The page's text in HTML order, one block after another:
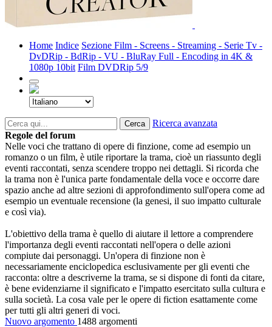
Home Indice Sezione Film - Screens - Streaming - Serie Tv -
DvDRip - BdRip - VU - BluRay Full - Encoding in 4K &
1080p 10bit Film DVDRip 5/9
Cerca
Ricerca avanzata
Regole del forum
Nelle voci che trattano di opere di finzione, come ad esempio un
romanzo o un film, è utile riportare la trama, cioè un riassunto degli
eventi raccontati, senza scendere troppo nei dettagli. Si ricorda che
la trama non è l'unica parte fondamentale della voce e occorre dare
spazio anche ad altre sezioni di approfondimento sull'opera come ad
esempio un eventuale recensione (la genesi, il suo impatto culturale
e così via).
L'obiettivo della trama è quello di aiutare il lettore a comprendere
l'importanza degli eventi raccontati nell'opera o delle azioni
compiute dai personaggi. Un'opera di finzione non è
necessariamente enciclopedica esclusivamente per gli eventi che
racconta: oltre a descriverne la trama, se si dispone di fonti da citare,
è bene evidenziarne il significato e l'impatto esercitato sulla cultura e
sulla società. La cosa vale per le opere di fiction esattamente come
per tutti gli altri generi di voci.
Nuovo argomento 1488 argomenti